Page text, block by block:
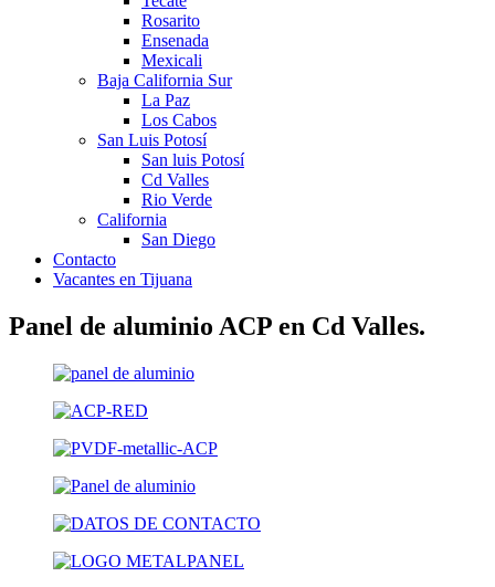
Rosarito
Ensenada
Mexicali
Baja California Sur
La Paz
Los Cabos
San Luis Potosí
San luis Potosí
Cd Valles
Rio Verde
California
San Diego
Contacto
Vacantes en Tijuana
Panel de aluminio ACP en Cd Valles.